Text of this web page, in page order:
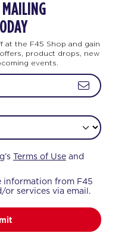
đời Huấn
TÌNH YÊU
GÌ VỀ F45
at the F45 Shop and gain
product drops, new
events.
Terms of Use and
information from F45
services via email.